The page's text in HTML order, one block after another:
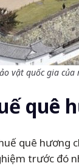
vật quốc gia
quê
quê
trước đó